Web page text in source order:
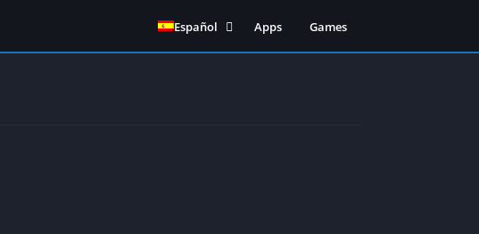
Español
English(Inglés)
Apps Games